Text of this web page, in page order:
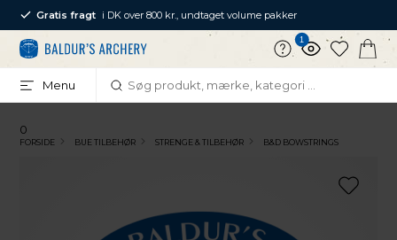
Gratis fragt i DK over 800 kr., undtaget volume pakker
1
Menu
0
FORSIDE BUE TILBEHØR STRENGE & TILBEHØR B&D BOWSTRINGS